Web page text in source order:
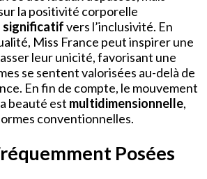
la positivité corporelle
significatifvers l’inclusivité. En
Miss France peut inspirer une
leur unicité, favorisant une
se sentent valorisées au-delà de
En fin de compte, le mouvement
beauté est multidimensionnelle,
conventionnelles.
Posées